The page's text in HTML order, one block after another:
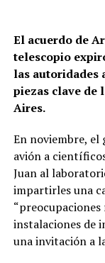
El acuerdo de
telescopio
las autoridades
piezas clave de
Aires.
En noviembre, el
avión a
Juan al
impartirles una
instalaciones de
una invitación a